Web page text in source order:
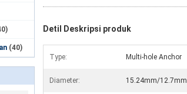
(40)
Detil Deskripsi produk
Type: Multi-hole Anchor
Diameter: 15.24mm/12.7mm